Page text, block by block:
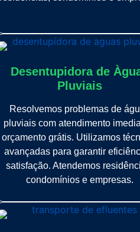
Desentupidora de
Pluviais
Resolvemos problemas de
pluviais com atendimento
orçamento grátis. Utilizamos
avançadas para garantir
satisfação. Atendemos
condomínios e empresas.